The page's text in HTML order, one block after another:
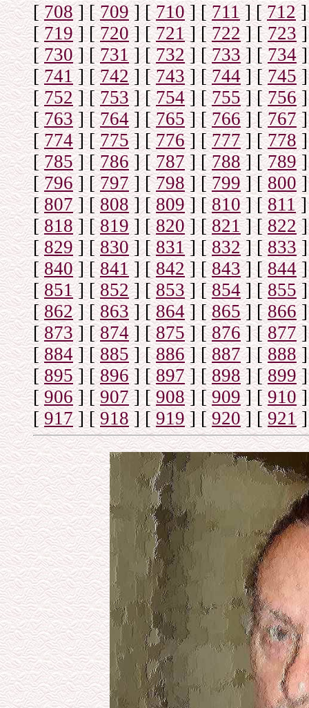
[708] [709] [710] [711] [712]
[719] [720] [721] [722] [723]
[730] [731] [732] [733] [734]
[741] [742] [743] [744] [745]
[752] [753] [754] [755] [756]
[763] [764] [765] [766] [767]
[ 774] [775] [776] [777] [778]
[785] [786] [787] [788] [789]
[796] [797] [798] [799] [ 800]
[807] [808] [809] [810] [811]
[818] [819] [820] [821] [822]
[829] [830] [831] [832] [833]
[840] [841] [842] [843] [844]
[851] [852] [853] [854] [ 855]
[862] [863] [864] [865] [866]
[873] [874] [875] [876] [877]
[884] [885] [886] [887] [888]
[895] [896] [897] [898] [899]
[906] [907] [908] [909] [910]
[917] [918] [ 919] [920] [921]